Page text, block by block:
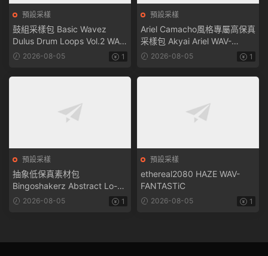
預設采樣
鼓組采樣包 Basic Wavez
Dulus Drum Loops Vol.2 WAV-
FANTASTiC
2026-08-05 1
預設采樣
Ariel Camacho風格專屬高保真
采樣包 Akyai Ariel WAV-
FANTASTiC
2026-08-05 1
預設采樣
抽象低保真素材包
Bingoshakerz Abstract Lo-Fi
WAV MiDi REX-FANTASTiC
2026-08-05 1
預設采樣
ethereal2080 HAZE WAV-
FANTASTiC
2026-08-05 1